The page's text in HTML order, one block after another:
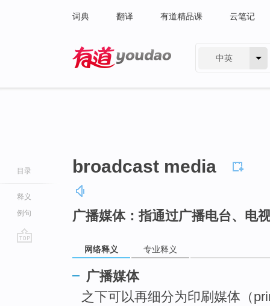
词典 翻译 有道精品课 云笔记
中英
目录
释义
例句
broadcast media
广播媒体：指通过广播电台、电
网络释义 专业释义
广播媒体
之下可以再细分为印刷媒体（